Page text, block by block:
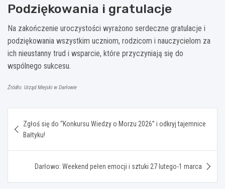
Podziękowania i gratulacje
Na zakończenie uroczystości wyrażono serdeczne gratulacje i
podziękowania wszystkim uczniom, rodzicom i nauczycielom za
ich nieustanny trud i wsparcie, które przyczyniają się do
wspólnego sukcesu.
Źródło: Urząd Miejski w Darłowie
wpisu
Zgłoś się do “Konkursu Wiedzy o Morzu 2026” i odkryj tajemnice
Bałtyku!
Darłowo: Weekend pełen emocji i sztuki 27 lutego-1 marca